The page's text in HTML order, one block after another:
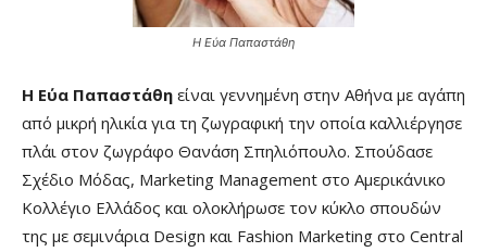
Η Εύα Παπαστάθη
Η Εύα Παπαστάθη είναι γεννημένη στην Αθήνα με αγάπη
από μικρή ηλικία για τη ζωγραφική την οποία καλλιέργησε
πλάι στον ζωγράφο Θανάση Σπηλιόπουλο. Σπούδασε
Σχέδιο Μόδας, Marketing Management στο Αμερικάνικο
Κολλέγιο Ελλάδος και ολοκλήρωσε τον κύκλο σπουδών
της με σεμινάρια Design και Fashion Marketing στο Central